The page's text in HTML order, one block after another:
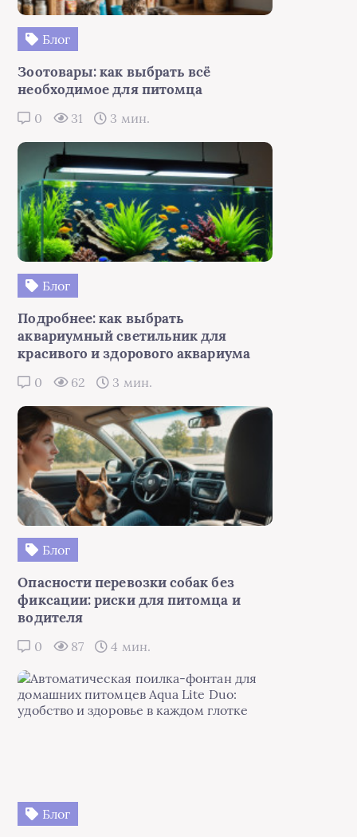
Блог
Зоотовары: как выбрать всё
необходимое для питомца
0 31 3 мин.
Блог
Подробнее: как выбрать
аквариумный светильник для
красивого и здорового аквариума
0 62 3 мин.
Блог
Опасности перевозки собак без
фиксации: риски для питомца и
водителя
0 87 4 мин.
Блог